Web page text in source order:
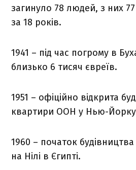
загинуло 78 людей, з них
за 18 років.
1941 – під час погрому в
близько 6 тисяч євреїв.
1951 – офіційно відкрита
квартири ООН у Нью-Йорку
1960 – початок будівництва
на Нілі в Єгипті.